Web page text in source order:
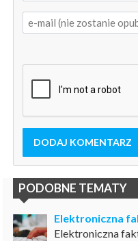
DODAJ KOMENTARZ
PODOBNE TEMATY
Elektroniczna
Elektroniczna